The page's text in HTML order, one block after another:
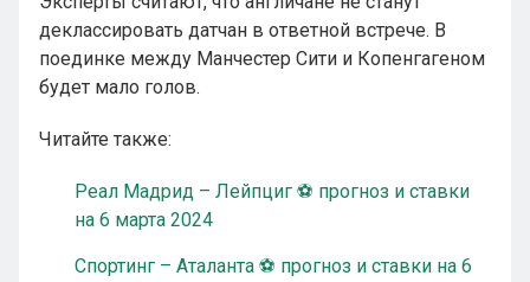
деклассировать датчан в ответной встрече. В
поединке между Манчестер Сити и Копенгагеном
будет мало голов.
Читайте также:
Реал Мадрид – Лейпциг ⚽ прогноз и ставки
на 6 марта 2024
Спортинг – Аталанта ⚽ прогноз и ставки на 6